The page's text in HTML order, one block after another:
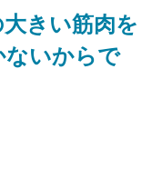
きい筋肉を
ないからで